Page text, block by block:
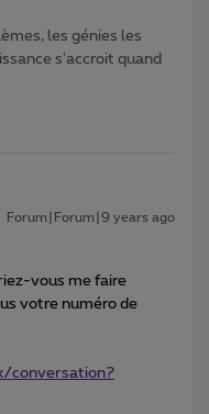
les génies les
s'accroit quand
Forum|Forum|9 years ago
vous me faire
votre numéro de
conversation?